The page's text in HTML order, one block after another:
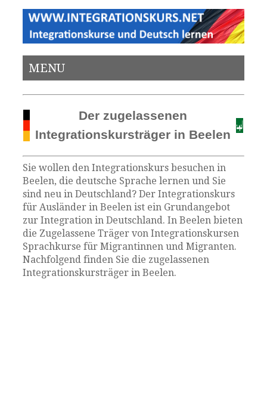
MENU
Der zugelassenen
Integrationskursträger in Beelen
Sie wollen den Integrationskurs besuchen in
Beelen, die deutsche Sprache lernen und Sie
sind neu in Deutschland? Der Integrationskurs
für Ausländer in Beelen ist ein Grundangebot
zur Integration in Deutschland. In Beelen bieten
die Zugelassene Träger von Integrationskursen
Sprachkurse für Migrantinnen und Migranten.
Nachfolgend finden Sie die zugelassenen
Integrationskursträger in Beelen.